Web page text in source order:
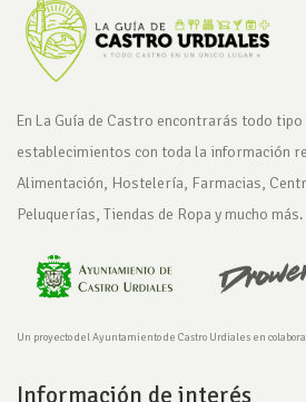
En La Guía de Castro encontrarás todo
establecimientos con toda la información
Alimentación, Hostelería, Farmacias,
Peluquerías, Tiendas de Ropa y mucho más.
Un proyecto del Ayuntamiento de Castro Urdiales en
Información de interés